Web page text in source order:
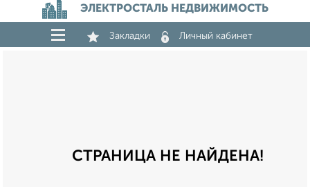
ЭЛЕКТРОСТАЛЬ НЕДВИЖИМОСТЬ
Закладки Личный кабинет
СТРАНИЦА НЕ НАЙДЕНА!